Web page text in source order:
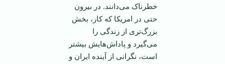
خطرناک می‌دانند. در بيرون
حتی در امريکا که کار، بخش
بزرگ‌تری از زندگی را
می‌گيرد و پاداش‌هايش بيشتر
است، نگرانی از آينده ايران و